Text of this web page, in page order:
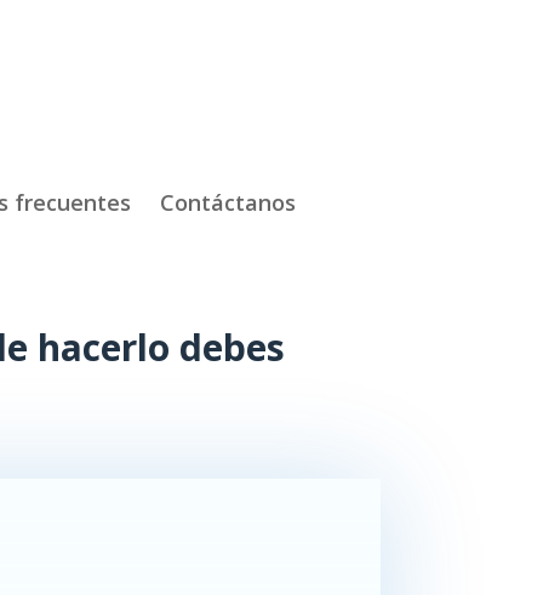
frecuentes Contáctanos
hacerlo debes